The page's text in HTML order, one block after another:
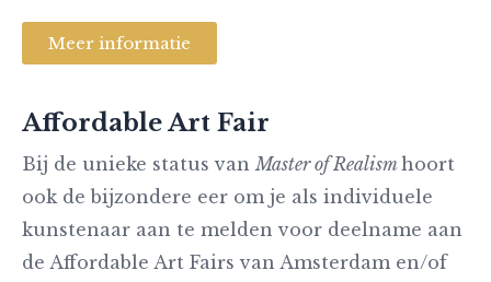
Meer informatie
Affordable Art Fair
Bij de unieke status van Master of Realismhoort
ook de bijzondere eer om je als individuele
kunstenaar aan te melden voor deelname aan
de Affordable Art Fairs van Amsterdam en/of